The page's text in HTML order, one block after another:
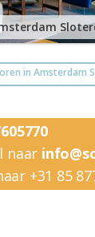
in Amsterdam
naar
+31 85